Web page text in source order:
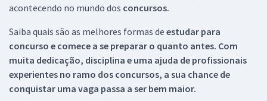
acontecendo no mundo dos concursos.
Saiba quais são as melhores formas de estudar para
concurso e comece a se preparar o quanto antes. Com
muita dedicação, disciplina e uma ajuda de profissionais
experientes no ramo dos concursos, a sua chance de
conquistar uma vaga passa a ser bem maior.